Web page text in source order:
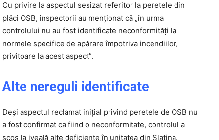
Cu privire la aspectul sesizat referitor la peretele din
plăci OSB, inspectorii au menționat că „în urma
controlului nu au fost identificate neconformități la
normele specifice de apărare împotriva incendiilor,
privitoare la acest aspect”.
Alte nereguli identificate
Deși aspectul reclamat inițial privind peretele de OSB nu
a fost confirmat ca fiind o neconformitate, controlul a
scos la iveală alte deficiențe în unitatea din Slatina.